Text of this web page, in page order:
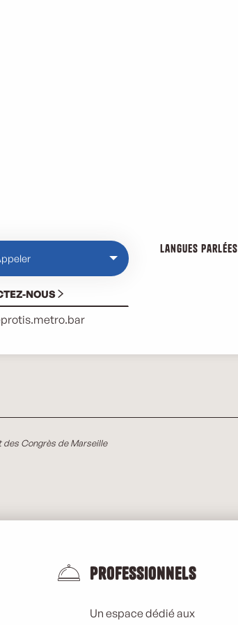
NOUS
Langues parlées
Langues parlées
Congrès de Marseille
Professionnels
Un espace dédié aux